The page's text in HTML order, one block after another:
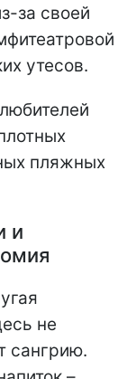
за своей
утесов.
пляжных
и
не
сангрию.